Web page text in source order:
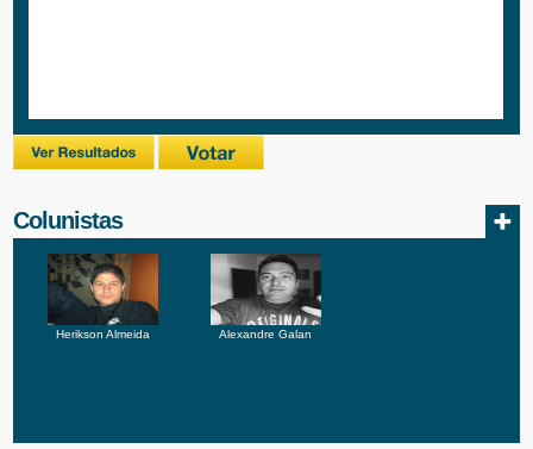
Colunistas
Herikson Almeida Alexandre Galan